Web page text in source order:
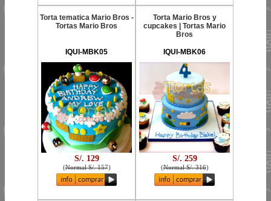
Torta tematica Mario Bros -
Tortas Mario Bros
IQUI-MBK05
S/. 129
(Normal S/. 157)
Torta Mario Bros y
cupcakes | Tortas Mario
Bros
IQUI-MBK06
S/. 259
(Normal S/. 316)